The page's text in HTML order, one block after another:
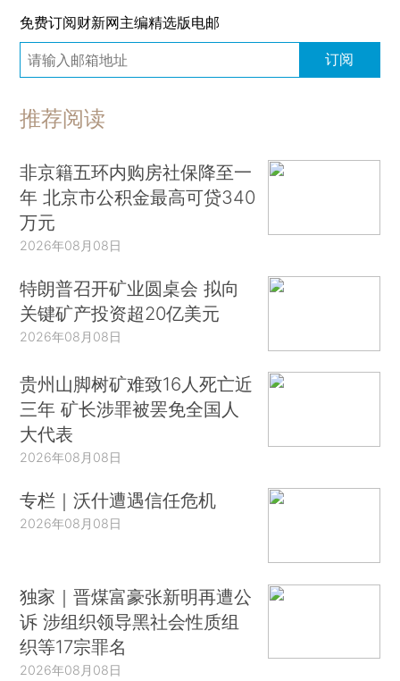
免费订阅财新网主编精选版电邮
订阅
推荐阅读
非京籍五环内购房社保降至一
年 北京市公积金最高可贷340
万元
2026年08月08日
特朗普召开矿业圆桌会 拟向
关键矿产投资超20亿美元
2026年08月08日
贵州山脚树矿难致16人死亡近
三年 矿长涉罪被罢免全国人
大代表
2026年08月08日
专栏｜沃什遭遇信任危机
2026年08月08日
独家｜晋煤富豪张新明再遭公
诉 涉组织领导黑社会性质组
织等17宗罪名
2026年08月08日